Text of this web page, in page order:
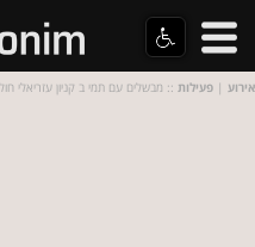
אירוע | פעילות :: מבשלים עם תמי ב קניון עזריאלי